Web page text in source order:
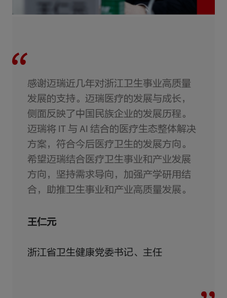
感谢迈瑞近几年对浙江卫生事业高质量
发展的支持。迈瑞医疗的发展与成长，
侧面反映了中国民族企业的发展历程。
迈瑞将 IT 与 AI 结合的医疗生态整体解决
方案，符合今后医疗卫生的发展方向。
希望迈瑞结合医疗卫生事业和产业发展
方向，坚持需求导向，加强产学研用结
合，助推卫生事业和产业高质量发展。
王仁元
浙江省卫生健康党委书记、主任